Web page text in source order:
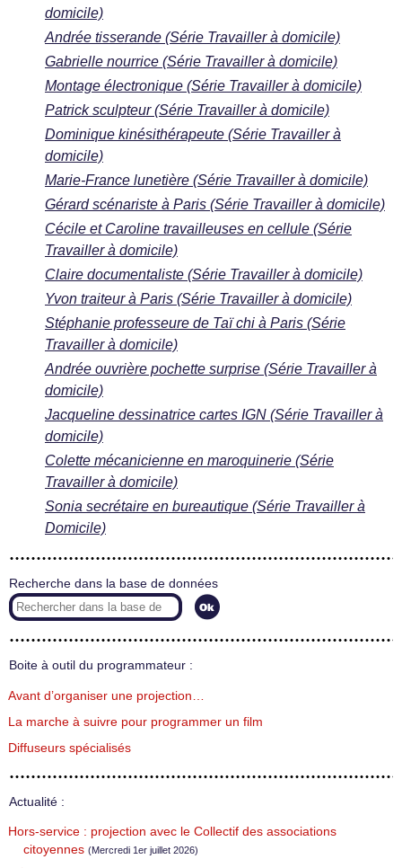
domicile)
Andrée tisserande (Série Travailler à domicile)
Gabrielle nourrice (Série Travailler à domicile)
Montage électronique (Série Travailler à domicile)
Patrick sculpteur (Série Travailler à domicile)
Dominique kinésithérapeute (Série Travailler à
domicile)
Marie-France lunetière (Série Travailler à domicile)
Gérard scénariste à Paris (Série Travailler à domicile)
Cécile et Caroline travailleuses en cellule (Série
Travailler à domicile)
Claire documentaliste (Série Travailler à domicile)
Yvon traiteur à Paris (Série Travailler à domicile)
Stéphanie professeure de Taï chi à Paris (Série
Travailler à domicile)
Andrée ouvrière pochette surprise (Série Travailler à
domicile)
Jacqueline dessinatrice cartes IGN (Série Travailler à
domicile)
Colette mécanicienne en maroquinerie (Série
Travailler à domicile)
Sonia secrétaire en bureautique (Série Travailler à
Domicile)
Recherche dans la base de données
Boite à outil du programmateur :
Avant d’organiser une projection…
La marche à suivre pour programmer un film
Diffuseurs spécialisés
Actualité :
Hors-service : projection avec le Collectif des associations
citoyennes (Mercredi 1er juillet 2026)